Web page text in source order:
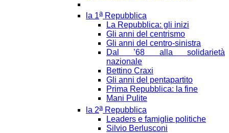
la 1aRepubblica
La Repubblica: gli inizi
Gli anni del centrismo
Gli anni del centro-sinistra
Dal ’68 alla solidarietà
nazionale
Bettino Craxi
Gli anni del pentapartito
Prima Repubblica: la fine
Mani Pulite
la 2aRepubblica
Leaders e famiglie politiche
Silvio Berlusconi